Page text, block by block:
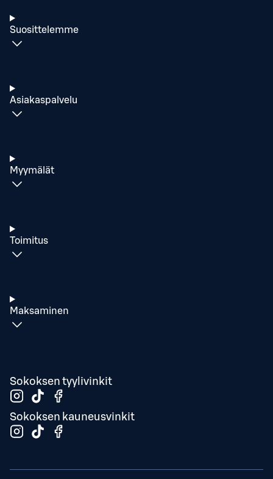
Suosittelemme
Asiakaspalvelu
Myymälät
Toimitus
Maksaminen
Sokoksen tyylivinkit
Sokoksen kauneusvinkit